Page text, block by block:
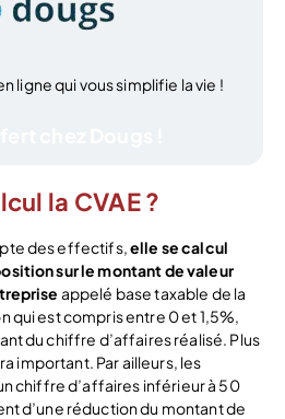
ligne qui vous simplifie la vie !
la CVAE ?
des effectifs,elle se calcul
sur le montant de valeur
appelé base taxable de la
qui est compris entre 0 et 1,5%,
du chiffre d’affaires réalisé. Plus
important. Par ailleurs, les
chiffre d’affaires inférieur à 50
d’une réduction du montant de